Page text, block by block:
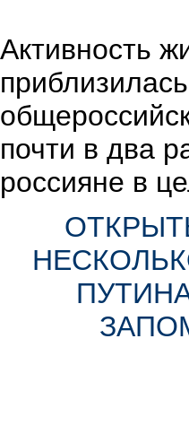
Активность
почти в два
россияне в